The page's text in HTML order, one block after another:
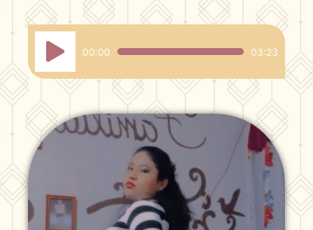
Reproductor
audio
00:00 03:23